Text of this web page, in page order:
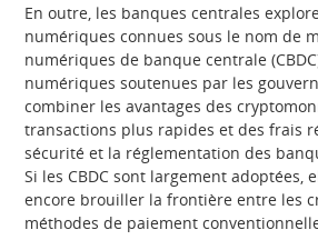
En outre, les banques centrales
numériques connues sous le nom de
numériques de banque centrale
numériques soutenues par les
combiner les avantages des
transactions plus rapides et des frais
sécurité et la réglementation des
Si les CBDC sont largement adoptées,
encore brouiller la frontière entre les
méthodes de paiement